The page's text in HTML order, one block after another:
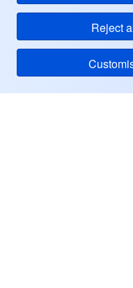
Reject
LLM Service
TDMQ for MQTT
TDMQ for CMQ
Low-code Interactive
Real-time
StreamPackage
StreamLink
LVB Recording
メディア処理
Media Processing
メディアSDK